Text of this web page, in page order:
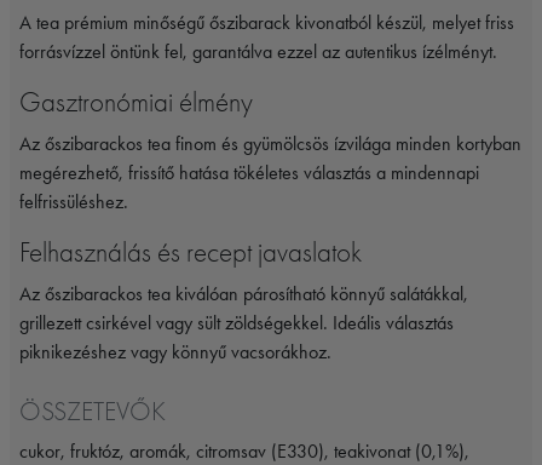
A tea prémium minőségű őszibarack kivonatból készül, melyet friss
forrásvízzel öntünk fel, garantálva ezzel az autentikus ízélményt.
Gasztronómiai élmény
Az őszibarackos tea finom és gyümölcsös ízvilága minden kortyban
megérezhető, frissítő hatása tökéletes választás a mindennapi
felfrissüléshez.
Felhasználás és recept javaslatok
Az őszibarackos tea kiválóan párosítható könnyű salátákkal,
grillezett csirkével vagy sült zöldségekkel. Ideális választás
piknikezéshez vagy könnyű vacsorákhoz.
ÖSSZETEVŐK
cukor, fruktóz, aromák, citromsav (E330), teakivonat (0,1%),